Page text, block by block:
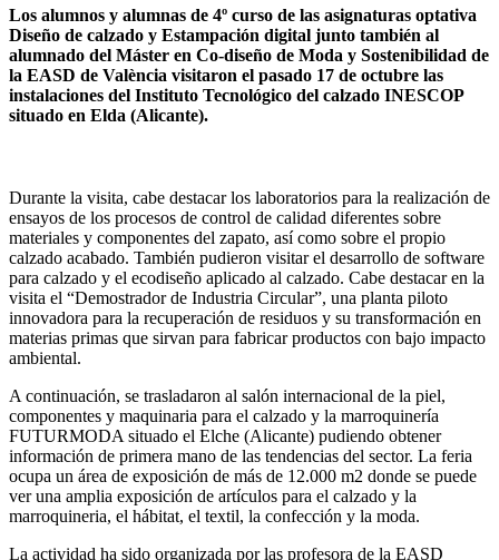
Los alumnos y alumnas de 4º curso de las asignaturas optativa
Diseño de calzado y Estampación digital junto también al
alumnado del Máster en Co-diseño de Moda y Sostenibilidad de
la EASD de València visitaron el pasado 17 de octubre las
instalaciones del Instituto Tecnológico del calzado INESCOP
situado en Elda (Alicante).
Durante la visita, cabe destacar los laboratorios para la realización de
ensayos de los procesos de control de calidad diferentes sobre
materiales y componentes del zapato, así como sobre el propio
calzado acabado. También pudieron visitar el desarrollo de software
para calzado y el ecodiseño aplicado al calzado. Cabe destacar en la
visita el “Demostrador de Industria Circular”, una planta piloto
innovadora para la recuperación de residuos y su transformación en
materias primas que sirvan para fabricar productos con bajo impacto
ambiental.
A continuación, se trasladaron al salón internacional de la piel,
componentes y maquinaria para el calzado y la marroquinería
FUTURMODA situado el Elche (Alicante) pudiendo obtener
información de primera mano de las tendencias del sector. La feria
ocupa un área de exposición de más de 12.000 m2 donde se puede
ver una amplia exposición de artículos para el calzado y la
marroquineria, el hábitat, el textil, la confección y la moda.
La actividad ha sido organizada por las profesora de la EASD